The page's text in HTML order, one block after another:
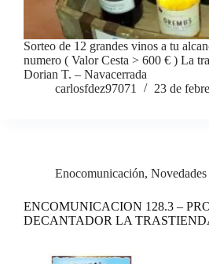
Sorteo de 12 grandes vinos a tu
numero ( Valor Cesta > 600 € ) La
Dorian T. – Navacerrada
carlosfdez97071
23 de
Enocomunicación, Novedades
ENCOMUNICACION 128.3 –
DECANTADOR LA